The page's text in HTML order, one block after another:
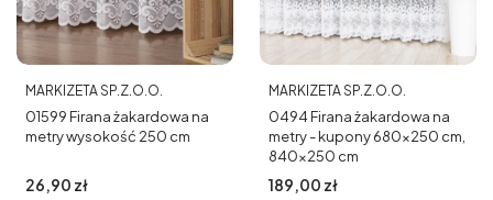
PRODUCENT
MARKIZETA SP.Z.O.O.
01599 Firana żakardowa na
metry wysokość 250 cm
Cena
26,90 zł
PRODUCENT
MARKIZETA SP.Z.O.O.
0494 Firana żakardowa na
metry - kupony 680x250 cm,
840x250 cm
Cena
189,00 zł